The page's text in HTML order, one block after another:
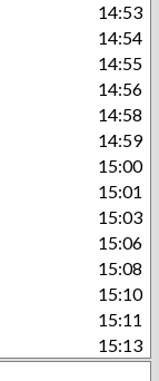
14:53
14:54
14:55
14:56
14:58
14:59
15:00
15:01
15:03
15:06
15:08
15:10
15:11
15:13